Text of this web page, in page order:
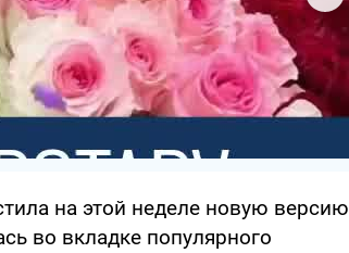
на этой неделе новую версию
во вкладке популярного